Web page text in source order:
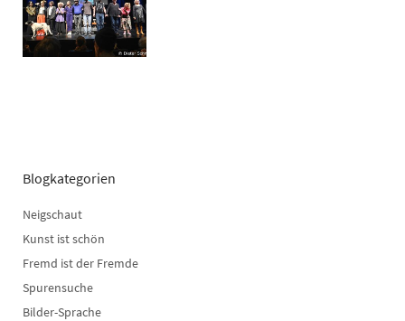
Blogkategorien
Neigschaut
Kunst ist schön
Fremd ist der Fremde
Spurensuche
Bilder-Sprache